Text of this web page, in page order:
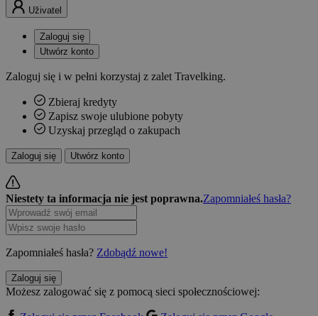
Uživatel
Zaloguj się
Utwórz konto
Zaloguj się i w pełni korzystaj z zalet Travelking.
Zbieraj kredyty
Zapisz swoje ulubione pobyty
Uzyskaj przegląd o zakupach
Zaloguj się Utwórz konto
Niestety ta informacja nie jest poprawna.Zapomniałeś hasła?
Zapomniałeś hasła? Zdobądź nowe!
Zaloguj się
Możesz zalogować się z pomocą sieci społecznościowej: